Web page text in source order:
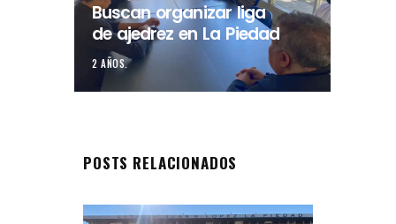
Buscan organizar liga
de ajedrez en La Piedad
2 AÑOS.
POSTS RELACIONADOS